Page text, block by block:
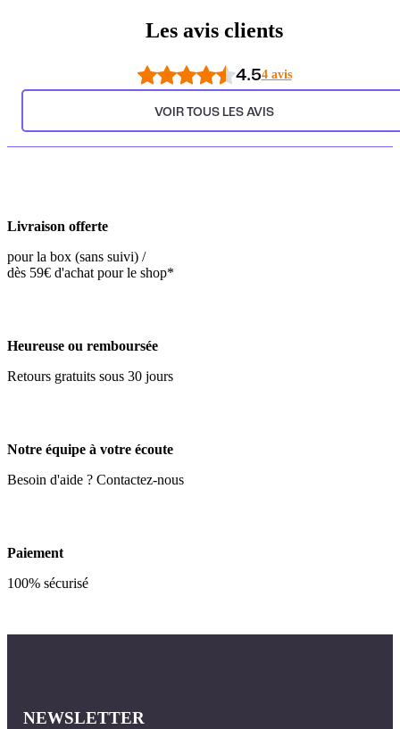
Les avis clients
4.54 avis
VOIR TOUS LES AVIS
Livraison offerte
pour la box (sans suivi) /
dès 59€ d'achat pour le shop*
Heureuse ou remboursée
Retours gratuits sous 30 jours
Notre équipe à votre écoute
Besoin d'aide ? Contactez-nous
Paiement
100% sécurisé
NEWSLETTER